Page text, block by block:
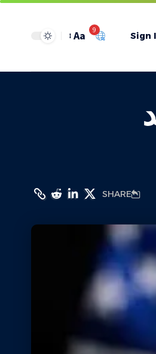
Sign
9
Aa
SHARE